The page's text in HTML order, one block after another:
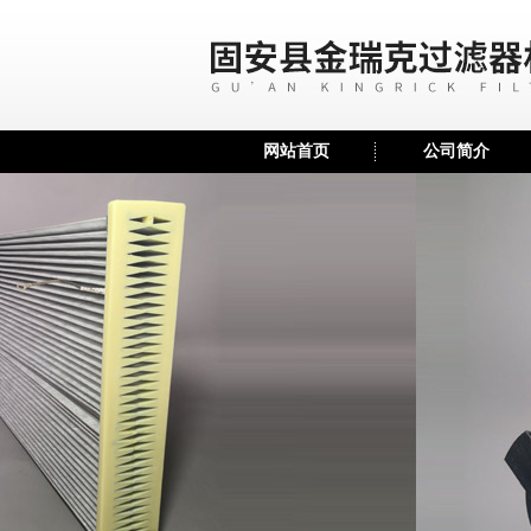
网站首页 公司简介